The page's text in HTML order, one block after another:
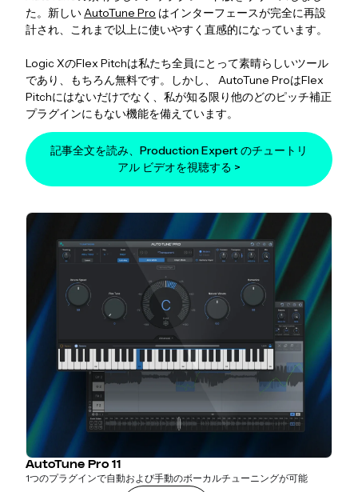
た。新しいAutoTune Pro はインターフェースが完全に再設
計され、これまで以上に使いやすく直感的になっています。
Logic XのFlex Pitchは私たち全員にとって素晴らしいツール
であり、もちろん無料です。しかし、 AutoTune ProはFlex
Pitchにはないだけでなく、私が知る限り他のどのピッチ補正
プラグインにもない機能を備えています。
記事全文を読み、Production Expert のチュートリ
アル ビデオを視聴する >
AutoTune Pro 11
1つのプラグインで自動および手動のボーカルチューニングが可能